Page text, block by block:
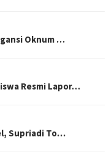
Oknum …
Resmi Lapor…
Supriadi To…